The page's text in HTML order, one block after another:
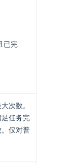
已完
次数。
任务完
仅对普